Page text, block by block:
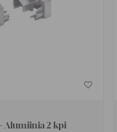
Alumiinia 2 kpi